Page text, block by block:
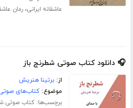
عاشقانه ایرانی،رمان
🎧 دانلود کتاب صوتی شطرنج باز
از:برتینا هنریش
موضوع:کتاب‌های صوتی
برچسب‌ها:کتاب صوتی